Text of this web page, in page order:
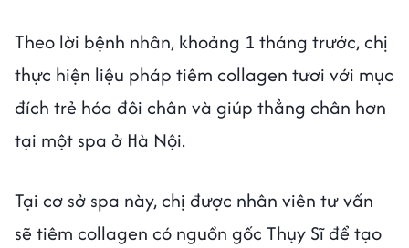
Theo lời bệnh nhân, khoảng 1 tháng trước, chị
thực hiện liệu pháp tiêm collagen tươi với mục
đích trẻ hóa đôi chân và giúp thẳng chân hơn
tại một spa ở Hà Nội.
Tại cơ sở spa này, chị được nhân viên tư vấn
sẽ tiêm collagen có nguồn gốc Thụy Sĩ để tạo